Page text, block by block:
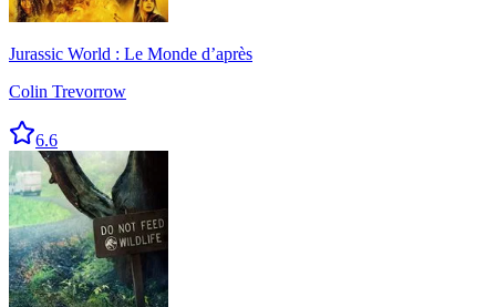
Jurassic World : Le Monde d’après
Colin Trevorrow
6.6